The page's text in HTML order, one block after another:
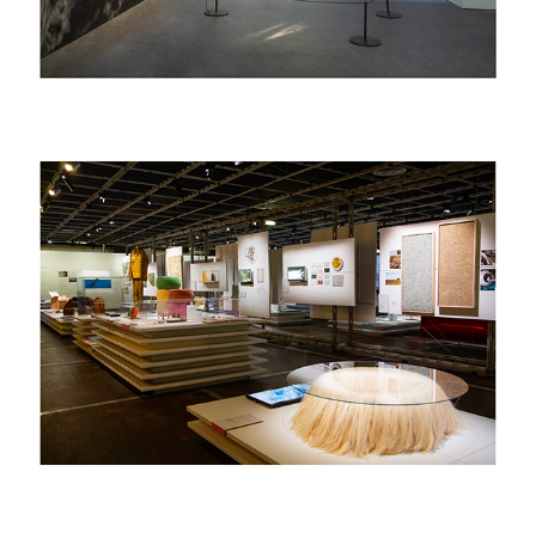
2023
précieux déchets